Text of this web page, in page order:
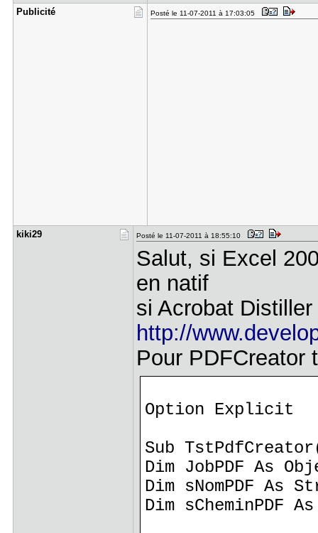
Publicité Posté le 11-07-2011 à 17:03:05
kiki29 Posté le 11-07-2011 à 18:55:10
Salut, si Excel
en natif
si Acrobat
http://
Pour PDFCreator
Option Explicit
Sub
Dim JobPDF As
Dim sNomPDF As
Dim sCheminPDF